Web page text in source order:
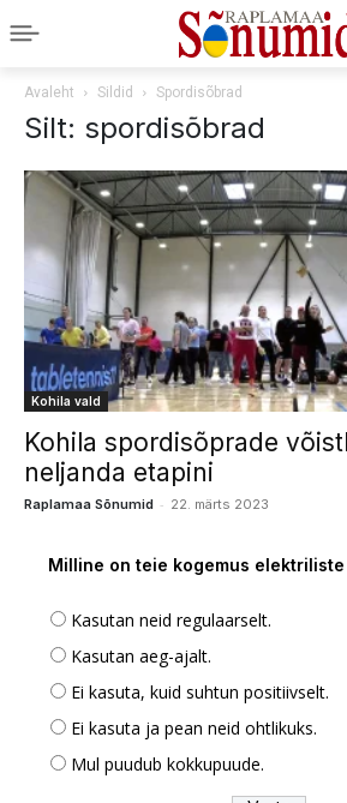
Avaleht Sildid Spordisõbrad
Silt: spordisõbrad
Kohila vald
Kohila spordisõprade
neljanda etapini
Raplamaa Sõnumid - 22. märts 2023
Milline on teie kogemus
Kasutan neid regulaarselt.
Kasutan aeg-ajalt.
Ei kasuta, kuid suhtun positiivselt.
Ei kasuta ja pean neid ohtlikuks.
Mul puudub kokkupuude.